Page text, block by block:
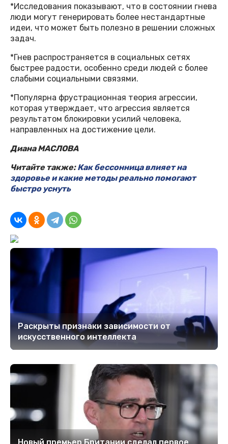
*Исследования показывают, что в состоянии гнева
люди могут генерировать более нестандартные
идеи, что может быть полезно в решении сложных
задач.
*Гнев распространяется в социальных сетях
быстрее радости, особенно среди людей с более
слабыми социальными связями.
*Популярна фрустрационная теория агрессии,
которая утверждает, что агрессия является
результатом блокировки усилий человека,
направленных на достижение цели.
Диана МАСЛОВА
Читайте также:Как бессонница влияет на
здоровье и какие методы реально помогают
быстро уснуть
Раскрыты признаки зависимости от
искусственного интеллекта